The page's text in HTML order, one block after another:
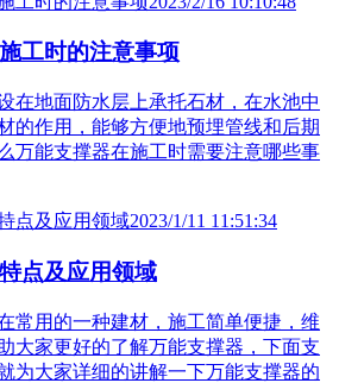
工时的注意事项
在地面防水层上承托石材，在水池中
的作用，能够方便地预埋管线和后期
万能支撑器在施工时需要注意哪些事
2023/1/11 11:51:34
点及应用领域
常用的一种建材，施工简单便捷，维
大家更好的了解万能支撑器，下面支
为大家详细的讲解一下万能支撑器的